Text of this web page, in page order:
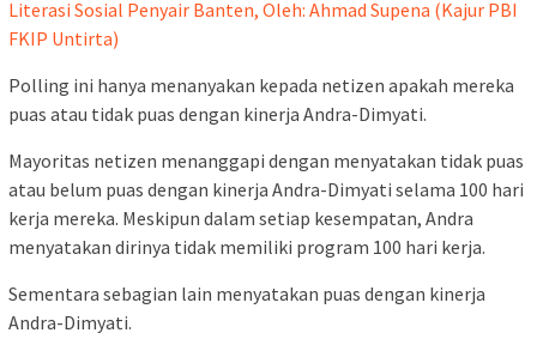
Literasi Sosial Penyair Banten, Oleh: Ahmad Supena (Kajur PBI
FKIP Untirta)
Polling ini hanya menanyakan kepada netizen apakah mereka
puas atau tidak puas dengan kinerja Andra-Dimyati.
Mayoritas netizen menanggapi dengan menyatakan tidak puas
atau belum puas dengan kinerja Andra-Dimyati selama 100 hari
kerja mereka. Meskipun dalam setiap kesempatan, Andra
menyatakan dirinya tidak memiliki program 100 hari kerja.
Sementara sebagian lain menyatakan puas dengan kinerja
Andra-Dimyati.